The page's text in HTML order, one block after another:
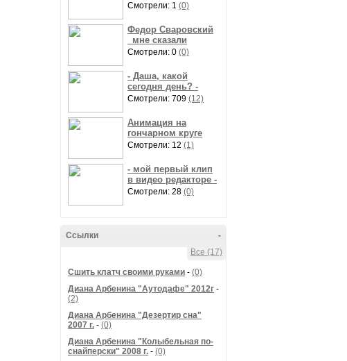
Смотрели: 1 (0)
Федор Сваровский
_мне сказали
Смотрели: 0 (0)
- Даша, какой
сегодня день? -
Смотрели: 709 (12)
Анимация на
гончарном круге
Смотрели: 12 (1)
- мой первый клип
в видео редакторе -
Смотрели: 28 (0)
-
Ссылки
Все (17)
Сшить клатч своими руками - (0)
Диана Арбенина "Аутодафе" 2012г -
(2)
Диана Арбенина "Дезертир сна"
2007 г. - (0)
Диана Арбенина "Колыбельная по-
снайперски" 2008 г. - (0)